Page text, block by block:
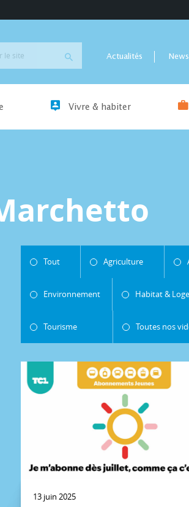
Actualités
Vivre & habiter
Tout Agriculture
Environnement Habitat &
Tourisme Toutes nos
13 juin 2025